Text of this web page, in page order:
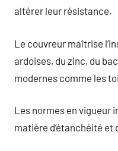
altérer leur résistance.
Le couvreur maîtrise
ardoises, du zinc, du
modernes comme les
Les normes en vigueur
matière d’étanchéité et